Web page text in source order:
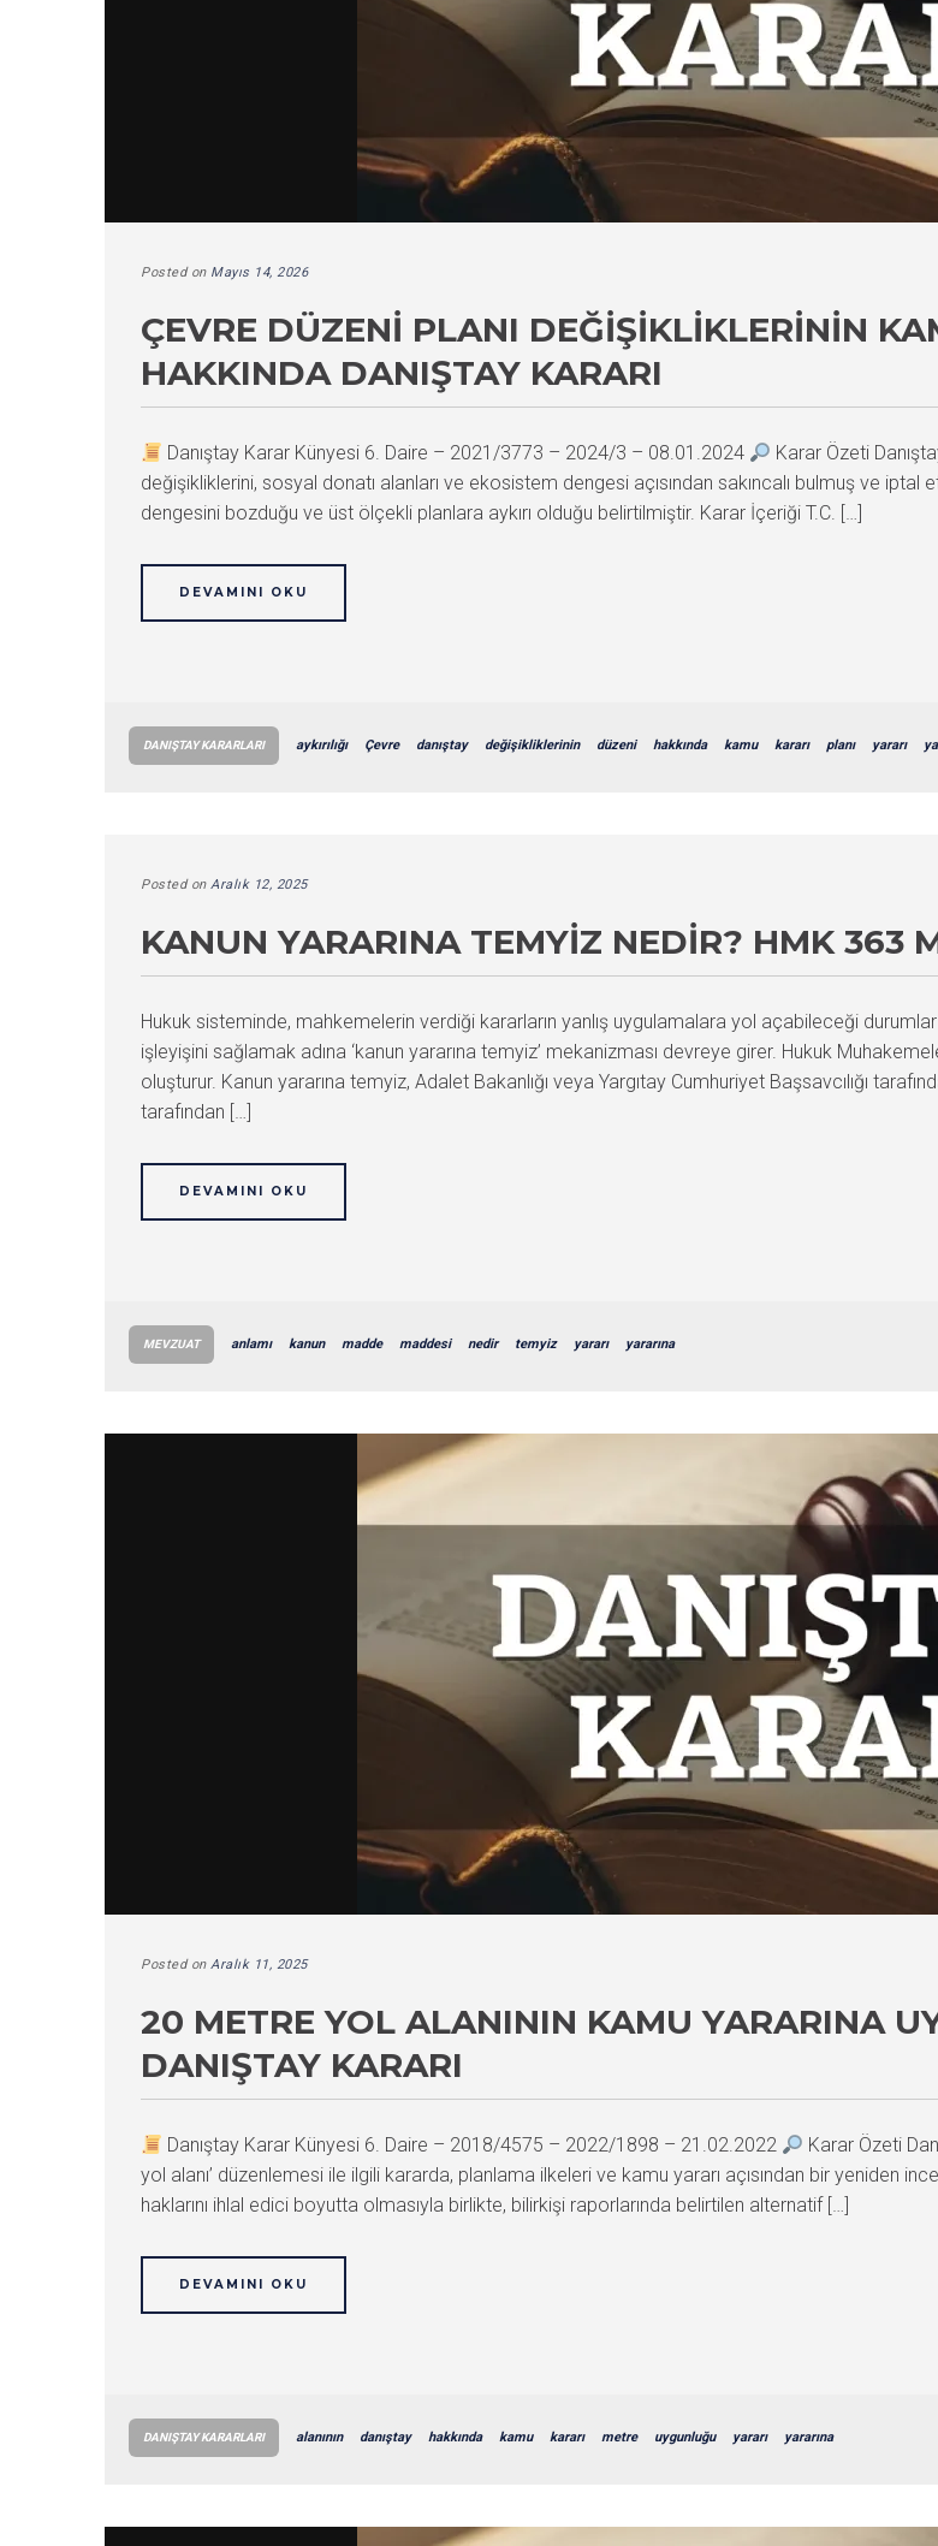
Posted on Mayıs 14, 2026
ÇEVRE DÜZENI PLANI DEĞIŞIKLIKLERININ
HAKKINDA DANIŞTAY KARARI
Danıştay Karar Künyesi 6. Daire – 2021/3773 – 2024/3 – 08.01.2024
Karar Özeti
değişikliklerini, sosyal donatı alanları ve ekosistem dengesi açısından sakıncalı bulmuş ve
dengesini bozduğu ve üst ölçekli planlara aykırı olduğu belirtilmiştir. Karar İçeriği T.C. […]
DEVAMINI OKU
DANIŞTAY KARARLARI aykırılığı Çevre danıştay değişikliklerinin düzeni hakkında kamu kararı planı yararı
Posted on Aralık 12, 2025
KANUN YARARINA TEMYIZ NEDIR? HMK 363
Hukuk sisteminde, mahkemelerin verdiği kararların yanlış uygulamalara yol açabileceği
işleyişini sağlamak adına ‘kanun yararına temyiz’ mekanizması devreye girer. Hukuk
oluşturur. Kanun yararına temyiz, Adalet Bakanlığı veya Yargıtay Cumhuriyet Başsavcılığı
tarafından […]
DEVAMINI OKU
MEVZUAT anlamı kanun madde maddesi nedir temyiz yararı yararına
Posted on Aralık 11, 2025
20 METRE YOL ALANININ KAMU YARARINA
DANIŞTAY KARARI
Danıştay Karar Künyesi 6. Daire – 2018/4575 – 2022/1898 – 21.02.2022
Karar Özeti
yol alanı’ düzenlemesi ile ilgili kararda, planlama ilkeleri ve kamu yararı açısından bir yeniden
haklarını ihlal edici boyutta olmasıyla birlikte, bilirkişi raporlarında belirtilen alternatif […]
DEVAMINI OKU
DANIŞTAY KARARLARI alanının danıştay hakkında kamu kararı metre uygunluğu yararı yararına